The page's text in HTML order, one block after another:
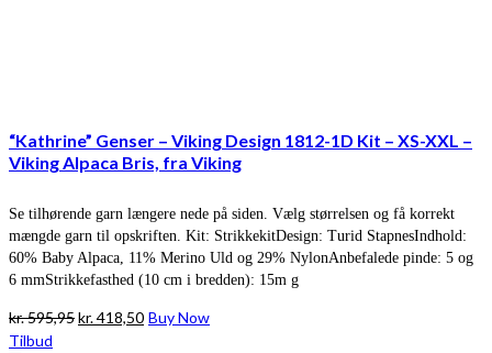
“Kathrine” Genser – Viking Design 1812-1D Kit – XS-XXL –
Viking Alpaca Bris, fra Viking
Se tilhørende garn længere nede på siden. Vælg størrelsen og få korrekt
mængde garn til opskriften. Kit: StrikkekitDesign: Turid StapnesIndhold:
60% Baby Alpaca, 11% Merino Uld og 29% NylonAnbefalede pinde: 5 og
6 mmStrikkefasthed (10 cm i bredden): 15m g
kr.595,95Den
kr.418,50Den
Buy Now
Tilbud